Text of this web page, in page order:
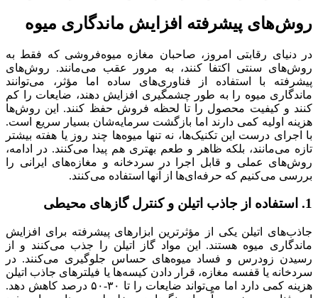
روش‌های پیشرفته افزایش ماندگاری میوه
در دنیای رقابتی امروز، صاحبان مغازه میوه‌فروشی که فقط به
روش‌های سنتی اکتفا کنند، به مرور عقب می‌مانند. روش‌های
پیشرفته با استفاده از فناوری‌های ساده اما مؤثر، می‌توانند
ماندگاری میوه را به طور چشمگیری افزایش دهند، ضایعات را کم
کنند و کیفیت محصول را تا لحظه فروش حفظ کنند. این روش‌ها
هزینه اولیه کمی دارند اما بازگشت سرمایه‌شان بسیار سریع است.
با اجرای درست این تکنیک‌ها، نه تنها میوه‌ها چند روز یا هفته بیشتر
تازه می‌مانند، بلکه ظاهر و طعم بهتری هم پیدا می‌کنند. در ادامه،
روش‌های عملی و قابل اجرا در سردخانه و مغازه‌های ایرانی را
بررسی می‌کنیم که حرفه‌ای‌ها از آنها استفاده می‌کنند.
1. استفاده از جاذب اتیلن و کنترل گازهای محیطی
جاذب‌های اتیلن یکی از مؤثرترین ابزارهای پیشرفته برای افزایش
ماندگاری میوه هستند. این مواد گاز اتیلن را جذب می‌کنند و از
رسیدن زودرس و فساد میوه‌های حساس جلوگیری می‌کنند. در
سردخانه یا قفسه مغازه، قرار دادن کیسه‌ها یا فیلترهای جاذب اتیلن
هزینه کمی دارد اما می‌تواند ضایعات را تا ۳۰-۵۰ درصد کاهش دهد.